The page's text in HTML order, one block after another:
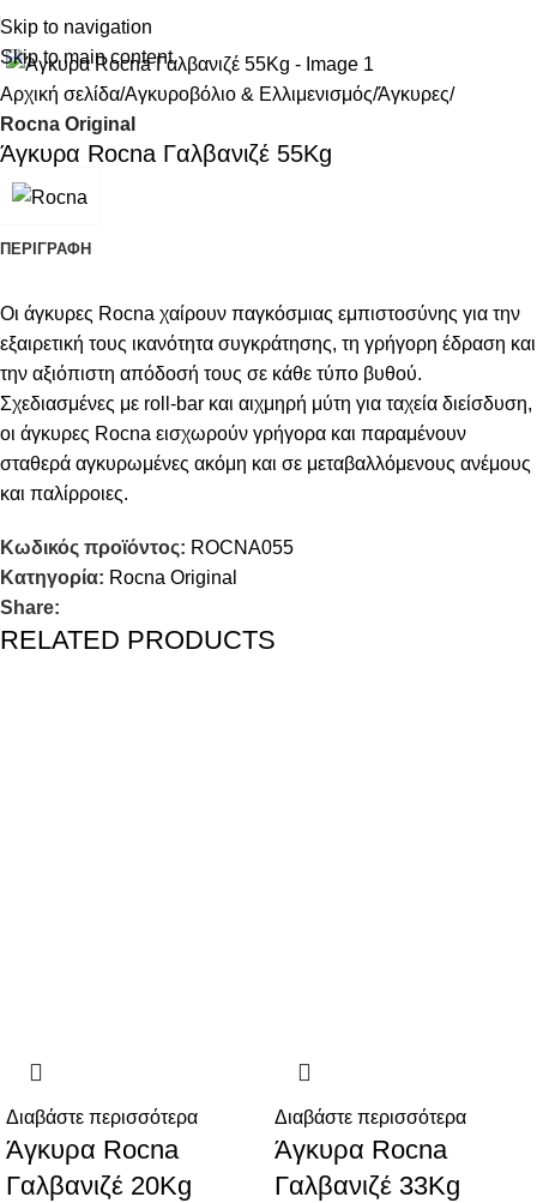
Skip to navigation
Skip to main content
Κάντε κλικ για μεγέθυνση
Αρχική σελίδα Αγκυροβόλιο & Ελλιμενισμός Άγκυρες
Rocna Original
Άγκυρα Rocna Γαλβανιζέ 55Kg
ΠΕΡΙΓΡΑΦΉ
Οι άγκυρες Rocna χαίρουν παγκόσμιας εμπιστοσύνης για την
εξαιρετική τους ικανότητα συγκράτησης, τη γρήγορη έδραση και
την αξιόπιστη απόδοσή τους σε κάθε τύπο βυθού.
Σχεδιασμένες με roll-bar και αιχμηρή μύτη για ταχεία διείσδυση,
οι άγκυρες Rocna εισχωρούν γρήγορα και παραμένουν
σταθερά αγκυρωμένες ακόμη και σε μεταβαλλόμενους ανέμους
και παλίρροιες.
Κωδικός προϊόντος: ROCNA055
Κατηγορία: Rocna Original
Share:
RELATED PRODUCTS
Διαβάστε περισσότερα
Άγκυρα Rocna
Γαλβανιζέ 20Kg
Διαβάστε περισσότερα
Άγκυρα Rocna
Γαλβανιζέ 33Kg